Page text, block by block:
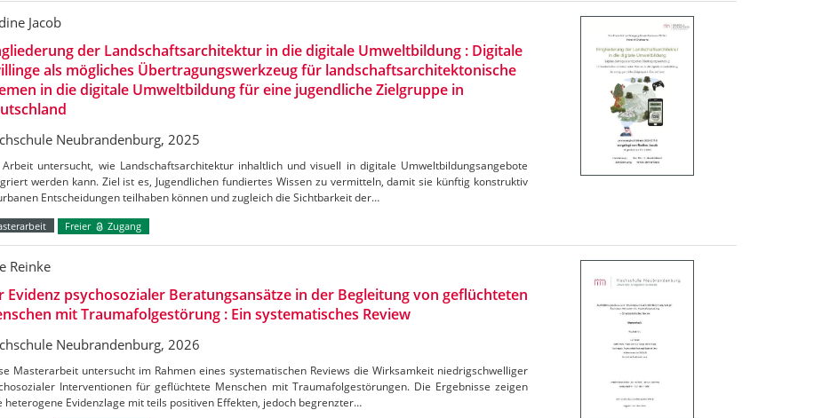
Jacob
der Landschaftsarchitektur in die digitale Umweltbildung : Digitale
als mögliches Übertragungswerkzeug für landschaftsarchitektonische
in die digitale Umweltbildung für eine jugendliche Zielgruppe in
Neubrandenburg, 2025
Arbeit untersucht, wie Landschaftsarchitektur inhaltlich und visuell in digitale Umweltbildungsangebote
werden kann. Ziel ist es, Jugendlichen fundiertes Wissen zu vermitteln, damit sie künftig konstruktiv
Entscheidungen teilhaben können und zugleich die Sichtbarkeit der…
Freier Zugang
Reinke
Evidenz psychosozialer Beratungsansätze in der Begleitung von geflüchteten
mit Traumafolgestörung : Ein systematisches Review
Neubrandenburg, 2026
Masterarbeit untersucht im Rahmen eines systematischen Reviews die Wirksamkeit niedrigschwelliger
Interventionen für geflüchtete Menschen mit Traumafolgestörungen. Die Ergebnisse zeigen
heterogene Evidenzlage mit teils positiven Effekten, jedoch begrenzter…